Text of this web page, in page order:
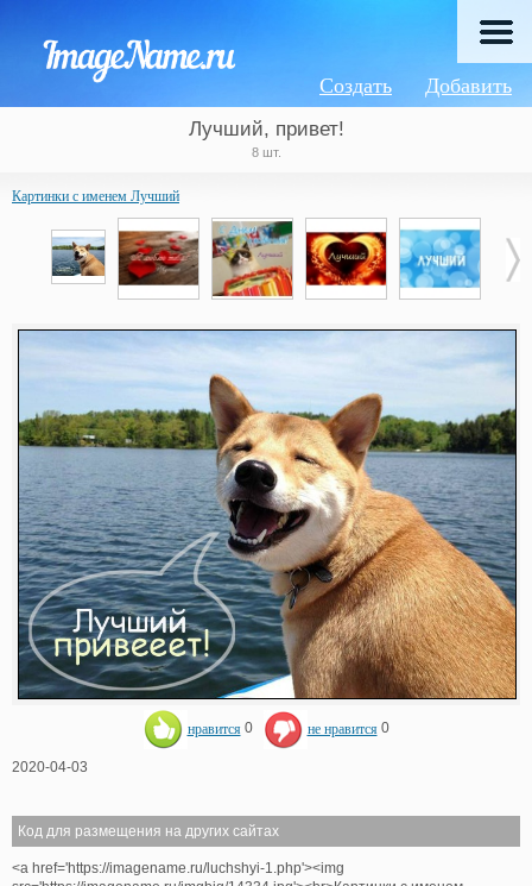
Добавить
Создать
Лучший, привет!
8 шт.
Картинки с именем Лучший
нравится 0 не нравится 0
2020-04-03
Код для размещения на других сайтах
<a href='https://imagename.ru/luchshyi-1.php'><img